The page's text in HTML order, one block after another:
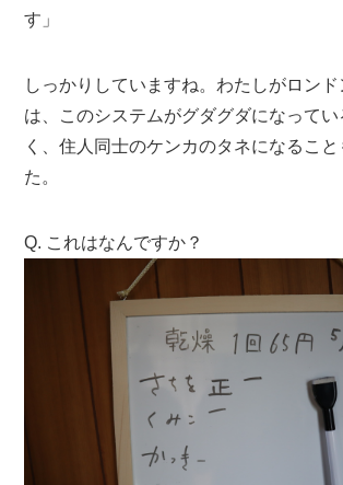
す」
しっかりしていますね。わたしがロンド
は、このシステムがグダグダになって
く、住人同士のケンカのタネになるこ
た。
Q. これはなんですか？